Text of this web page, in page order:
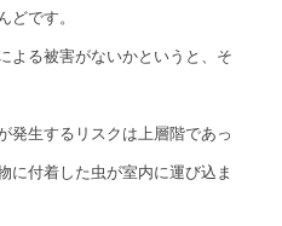
どです。
よる被害がないかというと、そ
発生するリスクは上層階であっ
に付着した虫が室内に運び込ま